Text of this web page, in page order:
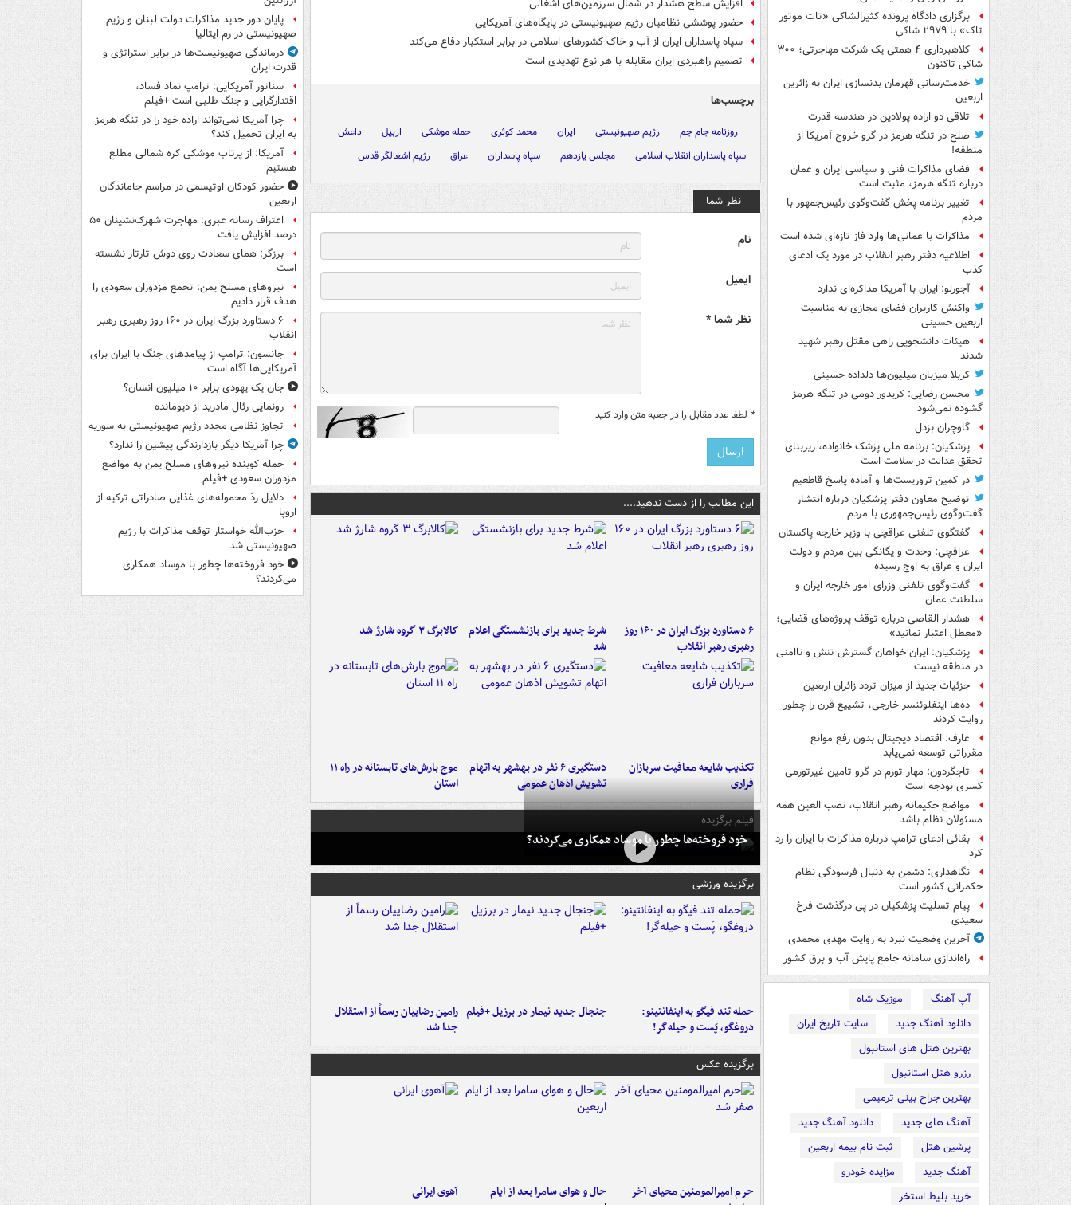
برگزاری دادگاه پرونده کثیرالشاکی «تات موتور
تاک» با ۲۹۷۹ شاکی
کلاهبرداری ۴ همتی یک شرکت مهاجرتی؛ ۳۰۰
شاکی تاکنون
خدمت‌رسانی قهرمان بدنسازی ایران به زائرین
اربعین
تلاقی دو اراده پولادین در هندسه قدرت
صلح در تنگه هرمز در گرو خروج آمریکا از
منطقه!
فضای مذاکرات فنی و سیاسی ایران و عمان
درباره تنگه هرمز، مثبت است
تغییر برنامه پخش گفت‌وگوی رئیس‌جمهور با
مردم
مذاکرات با عمانی‌ها وارد فاز تازه‌ای شده است
اطلاعیه دفتر رهبر انقلاب در مورد یک ادعای
کذب
آجورلو: ایران با آمریکا مذاکره‌ای ندارد
واکنش کاربران فضای مجازی به مناسبت
اربعین حسینی
هیئات دانشجویی راهی مقتل رهبر شهید
شدند
کربلا میزبان میلیون‌ها دلداده حسینی
محسن رضایی: کریدور دومی در تنگه هرمز
گشوده نمی‌شود
گاوچران بزدل
پزشکیان: برنامه ملی پزشک خانواده، زیربنای
تحقق عدالت در سلامت است
در کمین تروریست‌ها و آماده پاسخ قاطعیم
توضیح معاون دفتر پزشکیان درباره انتشار
گفت‌وگوی رئیس‌جمهوری با مردم
گفتگوی تلفنی عراقچی با وزیر خارجه پاکستان
عراقچی: وحدت و یگانگی بین مردم و دولت
ایران و عراق به اوج رسیده
گفت‌وگوی تلفنی وزرای امور خارجه ایران و
سلطنت عمان
هشدار القاصی درباره توقف پروژه‌های قضایی؛
«معطل اعتبار نمانید»
پزشکیان: ایران خواهان گسترش تنش و ناامنی
در منطقه نیست
جزئیات جدید از میزان تردد زائران اربعین
ده‌ها اینفلوئنسر خارجی، تشییع قرن را چطور
روایت کردند
عارف: اقتصاد دیجیتال بدون رفع موانع
مقرراتی توسعه نمی‌یابد
تاجگردون: مهار تورم در گرو تامین غیرتورمی
کسری بودجه است
مواضع حکیمانه رهبر انقلاب، نصب العین همه
مسئولان نظام باشد
بقائی ادعای ترامپ درباره مذاکرات با ایران را رد
کرد
نگاهداری: دشمن به دنبال فرسودگی نظام
حکمرانی کشور است
پیام تسلیت پزشکیان در پی درگذشت فرخ
سعیدی
آخرین وضعیت نبرد به روایت مهدی محمدی
راه‌اندازی سامانه جامع پایش آب و برق کشور
آپ آهنگ
موزیک شاه
دانلود آهنگ جدید
سایت تاریخ ایران
بهترین هتل های استانبول
رزرو هتل استانبول
بهترین جراح بینی ترمیمی
آهنگ های جدید
دانلود آهنگ جدید
پرشین هتل
ثبت نام بیمه اربعین
آهنگ جدید
مزایده خودرو
خرید بلیط استخر
افزایش سطح هشدار در شمال سرزمین‌های اشغالی
حضور پوششی نظامیان رژیم صهیونیستی در پایگاه‌های آمریکایی
سپاه پاسداران ایران از آب‌ و خاک کشورهای اسلامی در برابر استکبار دفاع می‌کند
تصمیم راهبردی ایران مقابله با هر نوع تهدیدی است
برچسب‌ها
روزنامه جام جم رژیم صهیونیستی ایران محمد کوثری حمله موشکی اربیل
داعش
سپاه پاسداران انقلاب اسلامی
مجلس یازدهم سپاه پاسداران عراق رژیم اشغالگر قدس
نظر شما
نام
ایمیل
نظر شما *
* لطفا عدد مقابل را در جعبه متن وارد کنید
این مطالب را از دست ندهید....
۶ دستاورد بزرگ ایران در ۱۶۰ روز
رهبری رهبر انقلاب
شرط جدید برای بازنشستگی اعلام
شد
کالابرگ ۳ گروه شارژ شد
تکذیب شایعه معافیت سربازان
فراری
دستگیری ۶ نفر در بهشهر به اتهام
تشویش اذهان عمومی
موج بارش‌های تابستانه در راه ۱۱
استان
فیلم برگزیده
خود فروخته‌ها چطور با موساد همکاری می‌کردند؟
برگزیده ورزشی
حمله تند فیگو به اینفانتینو:
دروغگو، پَست‌ و حیله‌گر!
جنجال جدید نیمار در برزیل +فیلم رامین رضاییان رسماً از استقلال
جدا شد
برگزیده عکس
حرم امیرالمومنین محیای آخر
حال و هوای سامرا بعد از ایام
آهوی ایرانی
پایان دور جدید مذاکرات دولت لبنان و رژیم
صهیونیستی در رم ایتالیا
درماندگی صهیونیست‌ها در برابر استراتژی و
قدرت ایران
سناتور آمریکایی: ترامپ نماد فساد،
اقتدارگرایی و جنگ طلبی است +فیلم
چرا آمریکا نمی‌تواند اراده خود را در تنگه هرمز
به ایران تحمیل کند؟
آمریکا: از پرتاب موشکی کره شمالی مطلع
هستیم
حضور کودکان اوتیسمی در مراسم جاماندگان
اربعین
اعتراف رسانه عبری: مهاجرت شهرک‌نشینان ۵۰
درصد افزایش یافت
برزگر: همای سعادت روی دوش تارتار نشسته
است
نیروهای مسلح یمن: تجمع مزدوران سعودی را
هدف قرار دادیم
۶ دستاورد بزرگ ایران در ۱۶۰ روز رهبری رهبر
انقلاب
جانسون: ترامپ از پیامدهای جنگ با ایران برای
آمریکایی‌ها آگاه است
جان یک یهودی برابر ۱۰ میلیون انسان؟
رونمایی رئال مادرید از دیومانده
تجاوز نظامی مجدد رژیم صهیونیستی به سوریه
چرا آمریکا دیگر بازدارندگی پیشین را ندارد؟
حمله کوبنده نیروهای مسلح یمن به مواضع
مزدوران سعودی +فیلم
دلایل ردّ محموله‌های غذایی صادراتی ترکیه از
اروپا
حزب‌الله خواستار توقف مذاکرات با رژیم
صهیونیستی شد
خود فروخته‌ها چطور با موساد همکاری
می‌کردند؟